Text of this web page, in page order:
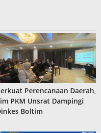
Perencanaan Daerah,
PKM Unsrat Dampingi
Boltim